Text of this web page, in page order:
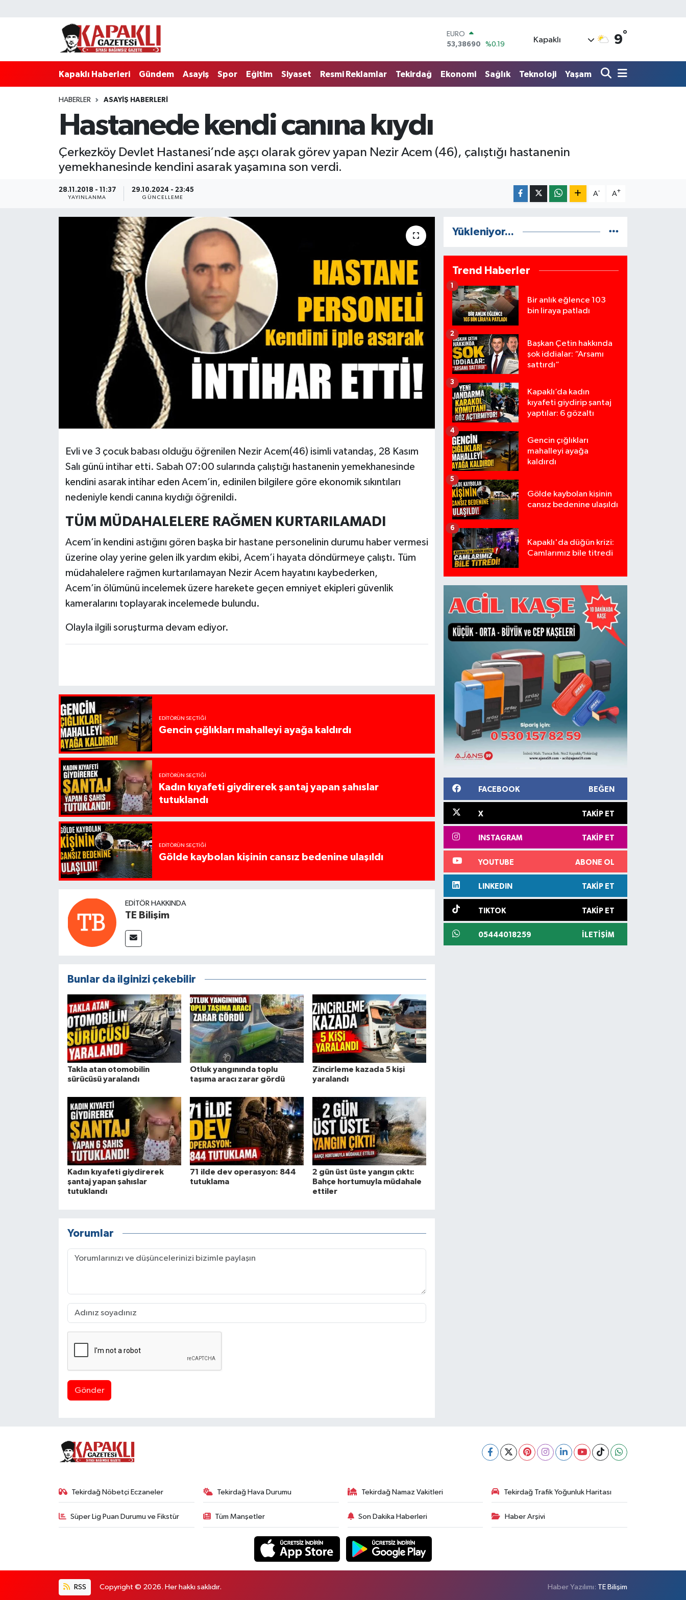
53,38690
STERLİN
G.ALTIN
6862,09000
%0.19
Kapaklı 9°
Kapaklı Haberleri Gündem Asayiş Spor Eğitim Siyaset Resmi Reklamlar Tekirdağ Ekonomi Sağlık Teknoloji Yaşam
HABERLER ASAYIŞ HABERLERI
Hastanede kendi canına kıydı
Çerkezköy Devlet Hastanesi’nde aşçı olarak görev yapan Nezir Acem (46), çalıştığı hastanenin
yemekhanesinde kendini asarak yaşamına son verdi.
28.11.2018 - 11:37
YAYINLANMA
29.10.2024 - 23:45
GÜNCELLEME
A- A+
Evli ve 3 çocuk babası olduğu öğrenilen Nezir Acem(46) isimli vatandaş, 28 Kasım
Salı günü intihar etti. Sabah 07:00 sularında çalıştığı hastanenin yemekhanesinde
kendini asarak intihar eden Acem’in, edinilen bilgilere göre ekonomik sıkıntıları
nedeniyle kendi canına kıydığı öğrenildi.
TÜM MÜDAHALELERE RAĞMEN KURTARILAMADI
Acem’in kendini astığını gören başka bir hastane personelinin durumu haber vermesi
üzerine olay yerine gelen ilk yardım ekibi, Acem’i hayata döndürmeye çalıştı. Tüm
müdahalelere rağmen kurtarılamayan Nezir Acem hayatını kaybederken,
Acem’in ölümünü incelemek üzere harekete geçen emniyet ekipleri güvenlik
kameralarını toplayarak incelemede bulundu.
Olayla ilgili soruşturma devam ediyor.
EDITÖRÜN SEÇTIĞI
Gencin çığlıkları mahalleyi ayağa kaldırdı
EDITÖRÜN SEÇTIĞI
Kadın kıyafeti giydirerek şantaj yapan şahıslar
tutuklandı
EDITÖRÜN SEÇTIĞI
Gölde kaybolan kişinin cansız bedenine ulaşıldı
EDITÖR HAKKINDA
TE Bilişim
Bunlar da ilginizi çekebilir
Takla atan otomobilin
sürücüsü yaralandı
Otluk yangınında toplu
taşıma aracı zarar gördü
Zincirleme kazada 5 kişi
yaralandı
Kadın kıyafeti giydirerek
şantaj yapan şahıslar
tutuklandı
71 ilde dev operasyon: 844
tutuklama
2 gün üst üste yangın çıktı:
Bahçe hortumuyla müdahale
ettiler
Yorumlar
Gönder
Yükleniyor...
Trend Haberler
Bir anlık eğlence 103
bin liraya patladı
1
Başkan Çetin hakkında
şok iddialar: “Arsamı
sattırdı”
2
Kapaklı’da kadın
kıyafeti giydirip şantaj
yaptılar: 6 gözaltı
3
Gencin çığlıkları
mahalleyi ayağa
kaldırdı
4
Gölde kaybolan kişinin
cansız bedenine ulaşıldı
5
Kapaklı'da düğün krizi:
Camlarımız bile titredi
6
FACEBOOK BEĞEN
X TAKIP ET
INSTAGRAM TAKIP ET
YOUTUBE ABONE OL
LINKEDIN TAKIP ET
TIKTOK TAKIP ET
05444018259 İLETIŞIM
Tekirdağ Nöbetçi Eczaneler Tekirdağ Hava Durumu Tekirdağ Namaz Vakitleri Tekirdağ Trafik Yoğunluk Haritası
Süper Lig Puan Durumu ve Fikstür Tüm Manşetler Son Dakika Haberleri Haber Arşivi
RSS Copyright © 2026. Her hakkı saklıdır. Haber Yazılımı: TE Bilişim
Kapaklı Haberleri
Siyaset
Resmi Reklamlar
Tekirdağ Nöbetçi Eczaneler
Tekirdağ Trafik Yoğunluk Haritası
Tüm Manşetler
Son Dakika Haberleri